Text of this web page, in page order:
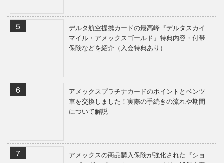
デルタ航空提携カードの最高峰『デルタスカイ
マイル・アメックスゴールド』特典内容・付帯
保険などを紹介（入会特典あり）
アメックスプラチナカードのポイントとベンツ
車を交換しました！実際の手続きの流れや期間
について解説
アメックスの商品購入保険が強化された『ショ